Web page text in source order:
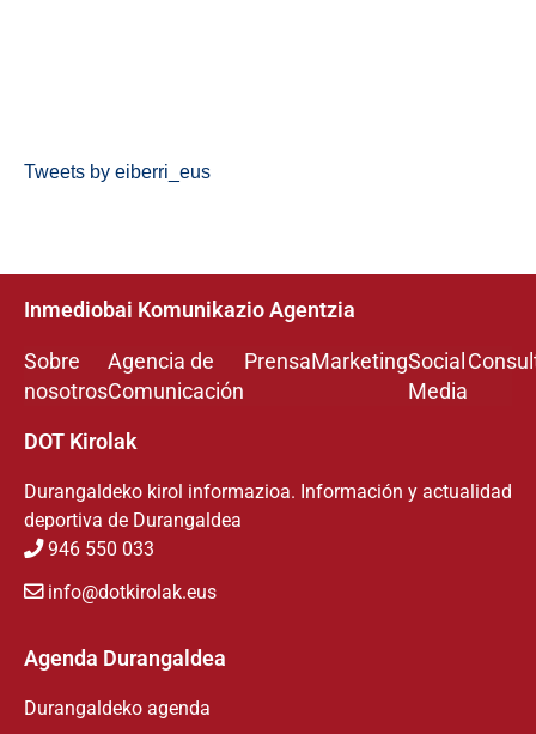
Tweets by eiberri_eus
Inmediobai Komunikazio Agentzia
Sobre
nosotros
Agencia de
Comunicación
PrensaMarketingSocial
Media
DOT Kirolak
Durangaldeko kirol informazioa. Información y actualidad
deportiva de Durangaldea
946 550 033
info@dotkirolak.eus
Agenda Durangaldea
Durangaldeko agenda